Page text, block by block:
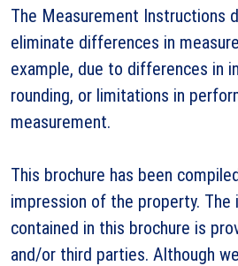
The Measurement Instructions
eliminate differences in
example, due to differences in
rounding, or limitations in
measurement.
This brochure has been
impression of the property. The
contained in this brochure is
and/or third parties. Although